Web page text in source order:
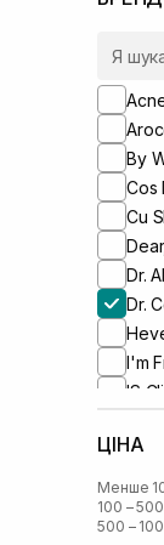
By
Cos
Cu
Dr.
Dr.
I'm
IS
ЦІНА
Менше
100 –
500 –